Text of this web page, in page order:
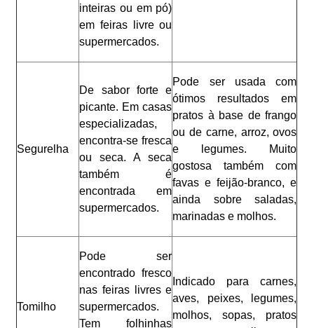
inteiras ou em pó)
em feiras livre ou
supermercados.
Segurelha
De sabor forte e
picante. Em casas
especializadas,
encontra-se fresca
ou seca. A seca
também é
encontrada em
supermercados.
Pode ser usada com
ótimos resultados em
pratos à base de frango
ou de carne, arroz, ovos
e legumes. Muito
gostosa também com
favas e feijão-branco, e
ainda sobre saladas,
marinadas e molhos.
Tomilho
Pode ser
encontrado fresco
nas feiras livres e
supermercados.
Tem folhinhas
Indicado para carnes,
aves, peixes, legumes,
molhos, sopas, pratos